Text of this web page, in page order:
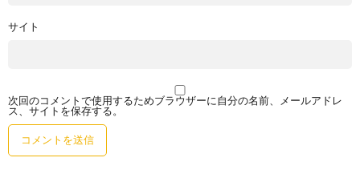
サイト
次回のコメントで使用するためブラウザーに自分の名前、メールアドレ
ス、サイトを保存する。